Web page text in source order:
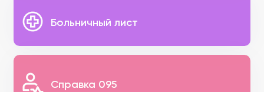
Больничный лист
Справка 095